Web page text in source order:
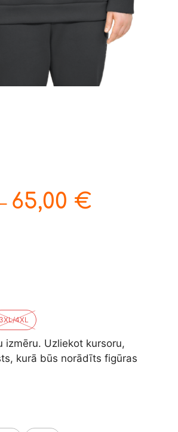
– 65,00 €
3XL/4XL
izmēru. Uzliekot kursoru,
kurā būs norādīts figūras